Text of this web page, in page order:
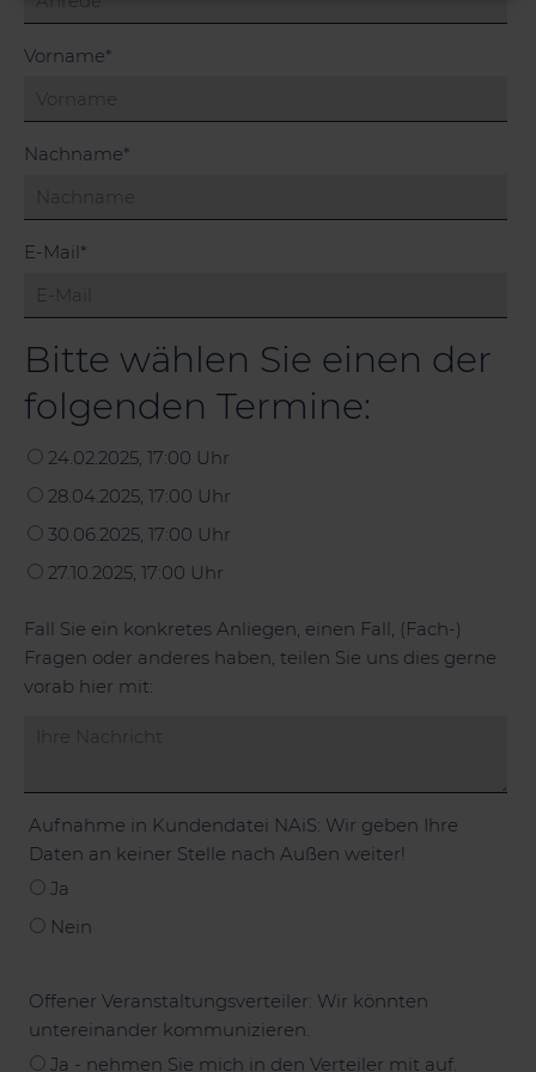
Pflichtfeld
Vorname*
Pflichtfeld
Nachname*
Pflichtfeld
E-Mail*
Bitte wählen Sie einen der
folgenden Termine:
24.02.2025, 17:00 Uhr
28.04.2025, 17:00 Uhr
30.06.2025, 17:00 Uhr
27.10.2025, 17:00 Uhr
Fall Sie ein konkretes Anliegen, einen Fall, (Fach-)
Fragen oder anderes haben, teilen Sie uns dies gerne
vorab hier mit:
Aufnahme in Kundendatei NAiS: Wir geben Ihre
Daten an keiner Stelle nach Außen weiter!
Ja
Nein
Offener Veranstaltungsverteiler: Wir könnten
untereinander kommunizieren.
Ja - nehmen Sie mich in den Verteiler mit auf.